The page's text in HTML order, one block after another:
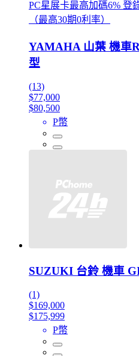
PC星展卡最高加碼6% 登
（最高30期0利率）
YAMAHA 山葉 機車
型
(13)
$77,000
$80,500
P幣
SUZUKI 台鈴 機車
(1)
$169,000
$175,999
P幣